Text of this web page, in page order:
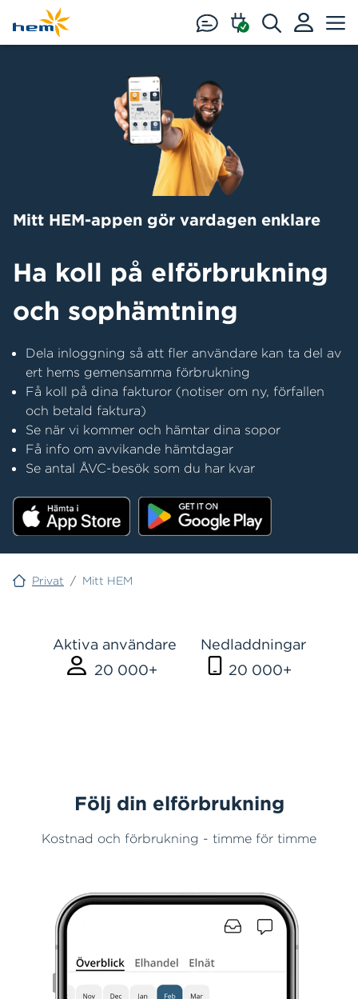
Hoppa till huvudinnehåll
Ha koll på elförbrukning
och sophämtning
Mitt HEM-appen gör vardagen enklare
Dela inloggning så att fler användare kan ta del av
ert hems gemensamma förbrukning
Få koll på dina fakturor (notiser om ny, förfallen
och betald faktura)
Se när vi kommer och hämtar dina sopor
Få info om avvikande hämtdagar
Se antal ÅVC-besök som du har kvar
Privat / Mitt HEM
Aktiva användare Nedladdningar
20 000+
20 000+
Följ din elförbrukning
Kostnad och förbrukning - timme för timme